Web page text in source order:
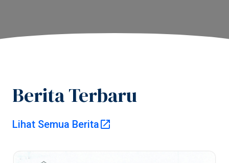
Pusat Informasi
Berita Terbaru
Lihat Semua Berita